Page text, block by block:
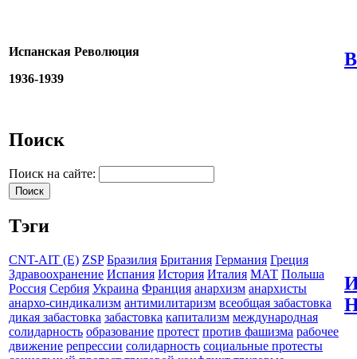
Испанская Революция
1936-1939
Поиск
Поиск на сайте:
Тэги
CNT-AIT (E) ZSP Бразилия Британия Германия Греция
Здравоохранение Испания История Италия МАТ Польша
Россия Сербия Украина Франция анархизм анархисты
анархо-синдикализм антимилитаризм всеобщая забастовка
дикая забастовка забастовка капитализм международная
солидарность образование протест против фашизма рабочее
движение репрессии солидарность социальные протесты